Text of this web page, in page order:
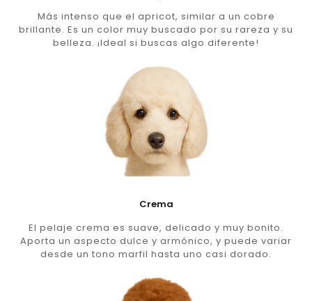
Más intenso que el apricot, similar a un cobre
brillante. Es un color muy buscado por su rareza y su
belleza. ¡Ideal si buscas algo diferente!
Crema
El pelaje crema es suave, delicado y muy bonito.
Aporta un aspecto dulce y armónico, y puede variar
desde un tono marfil hasta uno casi dorado.